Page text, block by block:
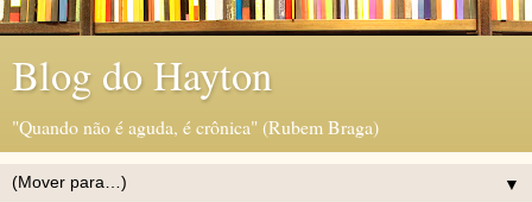
Blog do Hayton
"Quando não é aguda, é crônica" (Rubem Braga)
▼